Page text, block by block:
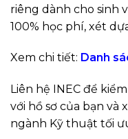
riêng dành cho sinh
100% học phí, xét
Xem chi tiết: Danh
Liên hệ INEC để
với hồ sơ của bạn
ngành Kỹ thuật tối